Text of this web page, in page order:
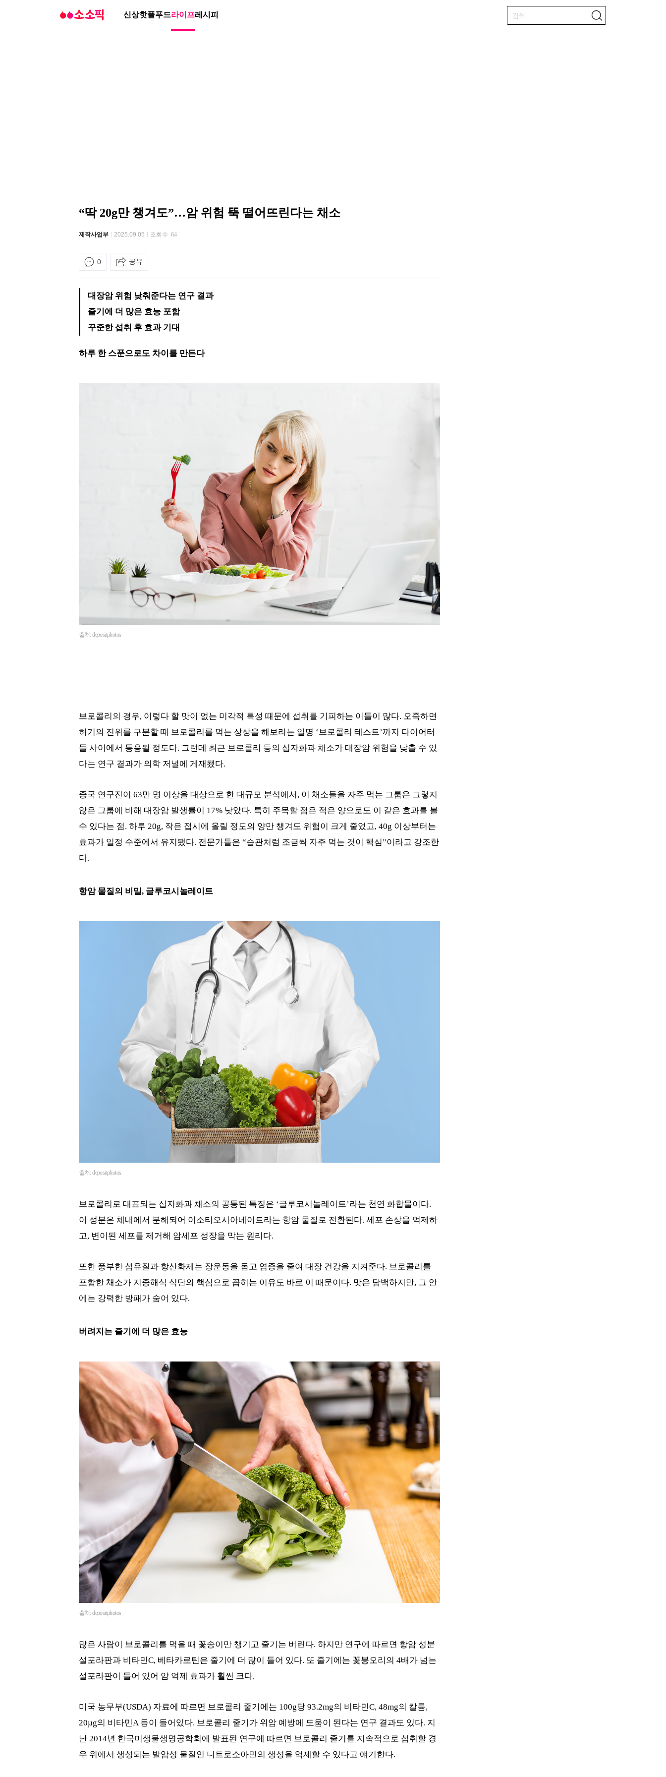
신상핫플푸드라이프레시피
“딱 20g만 챙겨도”…암 위험 뚝 떨어뜨린다는 채소
제작사업부 2025.09.05 조회수 64
0 공유
대장암 위험 낮춰준다는 연구 결과
줄기에 더 많은 효능 포함
꾸준한 섭취 후 효과 기대
하루 한 스푼으로도 차이를 만든다
출처: depositphotos
브로콜리의 경우, 이렇다 할 맛이 없는 미각적 특성 때문에 섭취를 기피하는 이들이 많다. 오죽하면
허기의 진위를 구분할 때 브로콜리를 먹는 상상을 해보라는 일명 ‘브로콜리 테스트’까지 다이어터
들 사이에서 통용될 정도다. 그런데 최근 브로콜리 등의 십자화과 채소가 대장암 위험을 낮출 수 있
다는 연구 결과가 의학 저널에 게재됐다.
중국 연구진이 63만 명 이상을 대상으로 한 대규모 분석에서, 이 채소들을 자주 먹는 그룹은 그렇지
않은 그룹에 비해 대장암 발생률이 17% 낮았다. 특히 주목할 점은 적은 양으로도 이 같은 효과를 볼
수 있다는 점. 하루 20g, 작은 접시에 올릴 정도의 양만 챙겨도 위험이 크게 줄었고, 40g 이상부터는
효과가 일정 수준에서 유지됐다. 전문가들은 “습관처럼 조금씩 자주 먹는 것이 핵심”이라고 강조한
다.
항암 물질의 비밀, 글루코시놀레이트
출처: depositphotos
브로콜리로 대표되는 십자화과 채소의 공통된 특징은 ‘글루코시놀레이트’라는 천연 화합물이다.
이 성분은 체내에서 분해되어 이소티오시아네이트라는 항암 물질로 전환된다. 세포 손상을 억제하
고, 변이된 세포를 제거해 암세포 성장을 막는 원리다.
또한 풍부한 섬유질과 항산화제는 장운동을 돕고 염증을 줄여 대장 건강을 지켜준다. 브로콜리를
포함한 채소가 지중해식 식단의 핵심으로 꼽히는 이유도 바로 이 때문이다. 맛은 담백하지만, 그 안
에는 강력한 방패가 숨어 있다.
버려지는 줄기에 더 많은 효능
출처: depositphotos
많은 사람이 브로콜리를 먹을 때 꽃송이만 챙기고 줄기는 버린다. 하지만 연구에 따르면 항암 성분
설포라판과 비타민C, 베타카로틴은 줄기에 더 많이 들어 있다. 또 줄기에는 꽃봉오리의 4배가 넘는
설포라판이 들어 있어 암 억제 효과가 훨씬 크다.
미국 농무부(USDA) 자료에 따르면 브로콜리 줄기에는 100g당 93.2mg의 비타민C, 48mg의 칼륨,
20µg의 비타민A 등이 들어있다. 브로콜리 줄기가 위암 예방에 도움이 된다는 연구 결과도 있다. 지
난 2014년 한국미생물생명공학회에 발표된 연구에 따르면 브로콜리 줄기를 지속적으로 섭취할 경
우 위에서 생성되는 발암성 물질인 니트로소아민의 생성을 억제할 수 있다고 얘기한다.